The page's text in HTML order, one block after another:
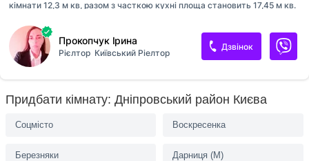
кімнати 12,3 м кв, разом з часткою кухні площа становить 17,45 м кв.
коритстування. Туалет і душ окремі між собою. На кухні окрема
газова плита і окрема тумба/стіл. Кімната без балкону. В кімнату
заведена вода, підключена пральна машинка, є рукомийник.
Розкладний диван. Є холодильник, комора, вентилятор, телевізор,
проведен інтернет. Розвинена інфраструктура. Поруч Дарницька
площа, пару зупинок метро Лівобережна/Дарниця, магазини, кав'ярні,
ярмарок по середах, ТЦ Дарниця, відділення пошти і банків. Телеф...
Прокопчук Ірина
Рієлтор Київський Ріелтор
Дзвінок
Придбати кімнату: Дніпровський район Києва
Соцмісто
Березняки
Воскресенка
Дарниця (M)